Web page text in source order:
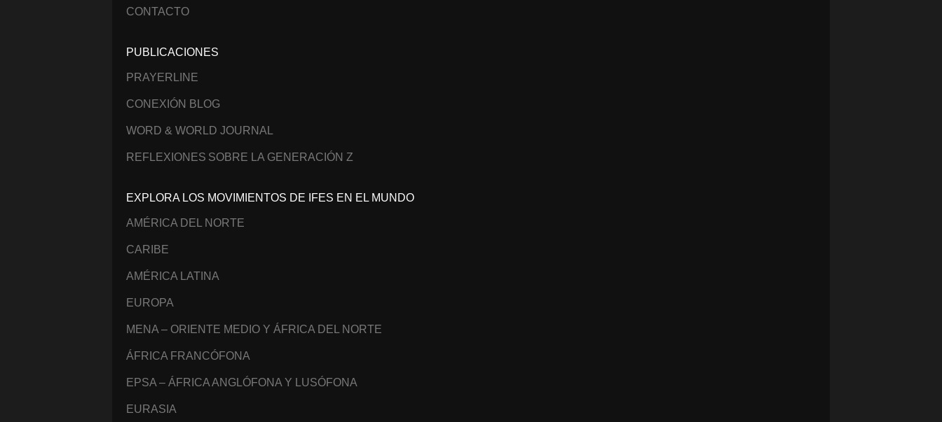
CONTACTO
PUBLICACIONES
PRAYERLINE
CONEXIÓN BLOG
WORD & WORLD JOURNAL
REFLEXIONES SOBRE LA GENERACIÓN Z
EXPLORA LOS MOVIMIENTOS DE IFES EN EL MUNDO
AMÉRICA DEL NORTE
CARIBE
AMÉRICA LATINA
EUROPA
MENA – ORIENTE MEDIO Y ÁFRICA DEL NORTE
ÁFRICA FRANCÓFONA
EPSA – ÁFRICA ANGLÓFONA Y LUSÓFONA
EURASIA